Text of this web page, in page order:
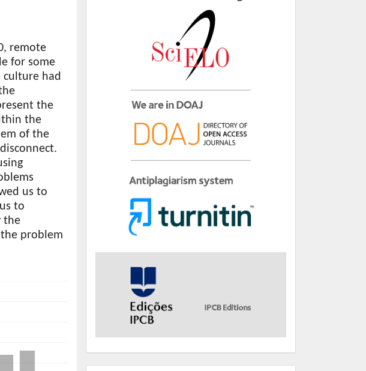
remote
for some
culture had
the
the
of the
us to
to
the
problem